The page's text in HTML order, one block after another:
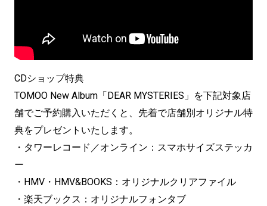
CDショップ特典
TOMOO New Album「DEAR MYSTERIES」を下記対象店
舗でご予約購入いただくと、先着で店舗別オリジナル特
典をプレゼントいたします。
・タワーレコード／オンライン：スマホサイズステッカ
ー
・HMV・HMV&BOOKS：オリジナルクリアファイル
・楽天ブックス：オリジナルフォンタブ